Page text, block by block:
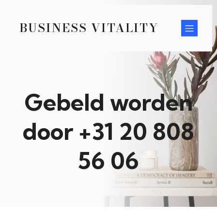
BUSINESS VITALITY
Gebeld worden
door +31 20 808
56 06